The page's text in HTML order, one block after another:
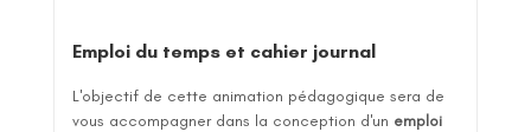
Emploi du temps et cahier journal
L'objectif de cette animation pédagogique sera de
vous accompagner dans la conception d'un emploi